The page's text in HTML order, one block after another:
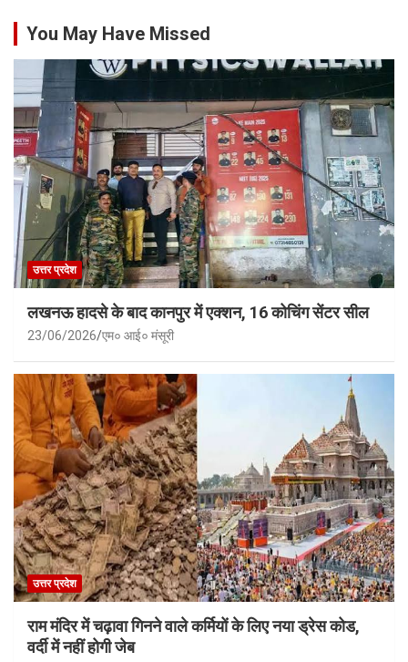
You May Have Missed
उत्तर प्रदेश
लखनऊ हादसे के बाद कानपुर में एक्शन, 16 कोचिंग सेंटर सील
23/06/2026 एम० आई० मंसूरी
उत्तर प्रदेश
राम मंदिर में चढ़ावा गिनने वाले कर्मियों के लिए नया ड्रेस कोड,
वर्दी में नहीं होगी जेब